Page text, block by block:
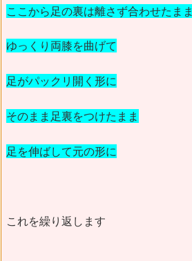
ここから足の裏は離さず合わせたまま
ゆっくり両膝を曲げて
足がパックリ開く形に
そのまま足裏をつけたまま
足を伸ばして元の形に
これを繰り返します